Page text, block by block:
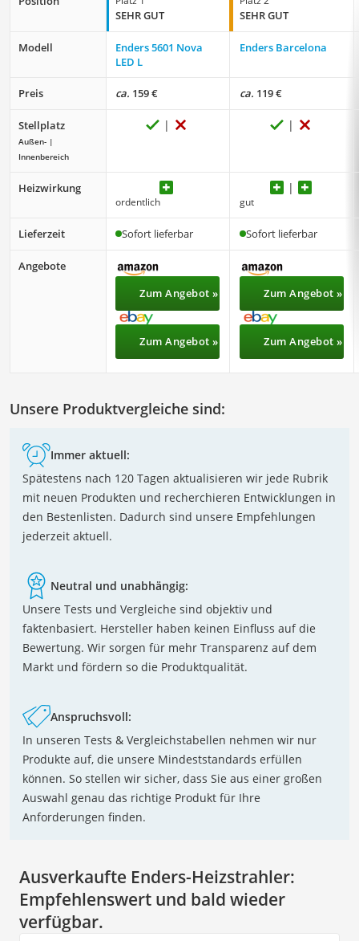
SEHR GUT SEHR GUT
Modell
Enders 5601 Nova
LED L
Enders Barcelona
Preis ca. 159 € ca. 119 €
Stellplatz
Außen- |
Innenbereich
Heizwirkung
ordentlich gut
Lieferzeit Sofort lieferbar Sofort lieferbar
Angebote
Zum Angebot »
Zum Angebot »
Zum Angebot »
Zum Angebot »
Unsere Produktvergleiche sind:
Immer aktuell:
Spätestens nach 120 Tagen aktualisieren wir jede Rubrik
mit neuen Produkten und recherchieren Entwicklungen in
den Bestenlisten. Dadurch sind unsere Empfehlungen
jederzeit aktuell.
Neutral und unabhängig:
Unsere Tests und Vergleiche sind objektiv und
faktenbasiert. Hersteller haben keinen Einfluss auf die
Bewertung. Wir sorgen für mehr Transparenz auf dem
Markt und fördern so die Produktqualität.
Anspruchsvoll:
In unseren Tests & Vergleichstabellen nehmen wir nur
Produkte auf, die unsere Mindeststandards erfüllen
können. So stellen wir sicher, dass Sie aus einer großen
Auswahl genau das richtige Produkt für Ihre
Anforderungen finden.
Ausverkaufte Enders-Heizstrahler:
Empfehlenswert und bald wieder
verfügbar.